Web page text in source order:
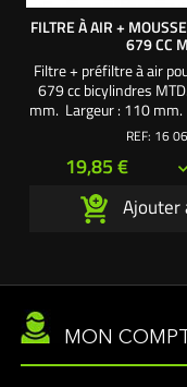
FILTRE À AIR +
679 CC
Filtre + préfiltre à air
679 cc bicylindres
mm. Largeur : 110
REF: 16
Prix
19,85 €
Ajouter
MON